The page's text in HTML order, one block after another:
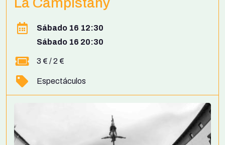
Sábado 16 12:30
Sábado 16 20:30
3 € / 2 €
Espectáculos